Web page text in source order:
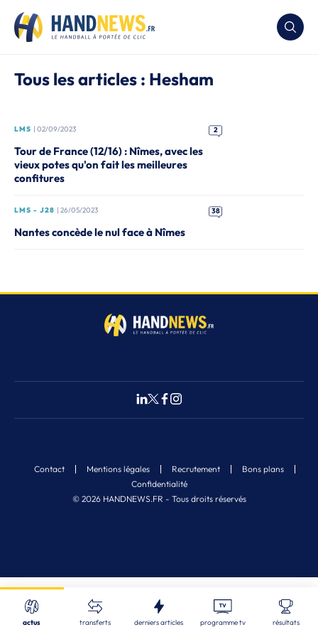
Recherche
Tous les articles : Hesham
LMS | 02/09/2023 2
Tour de France (12/16) : Nîmes, avec les
vieux potes qu'on fait les meilleures
confitures
LMS - J28 | 26/05/2023 38
Nantes concède le nul face à Nîmes
© 2026 HANDNEWS.FR - Tous droits réservés
Contact Mentions légales Recrutement
Bons plans
Confidentialité
actus transferts derniers articles programme tv résultats
Nos derniers articles
STL | 06/08/2026